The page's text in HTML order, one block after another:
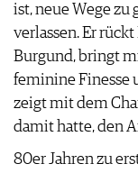
ist, neue Wege zu
verlassen. Er
Burgund, bringt
feminine Finesse
zeigt mit dem
damit hatte, den
80er Jahren zu